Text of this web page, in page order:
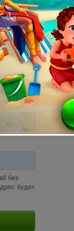
телефона:
без
будет